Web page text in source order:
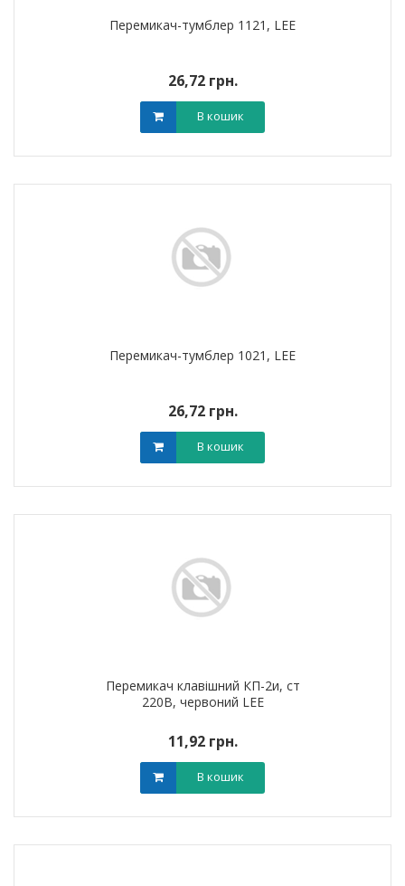
Перемикач-тумблер 1121, LEE
26,72 грн.
В кошик
Перемикач-тумблер 1021, LEE
26,72 грн.
В кошик
Перемикач клавішний КП-2и, ст
220В, червоний LEE
11,92 грн.
В кошик